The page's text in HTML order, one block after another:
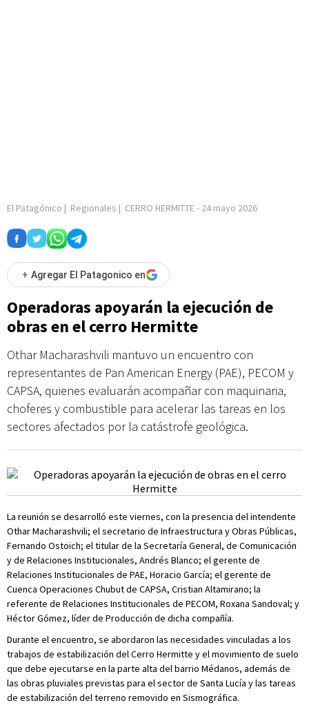
El Patagónico | Regionales | CERRO HERMITTE- 24 mayo 2026
+ Agregar El Patagonico en
Operadoras apoyarán la ejecución de
obras en el cerro Hermitte
Othar Macharashvili mantuvo un encuentro con
representantes de Pan American Energy (PAE), PECOM y
CAPSA, quienes evaluarán acompañar con maquinaria,
choferes y combustible para acelerar las tareas en los
sectores afectados por la catástrofe geológica.
La reunión se desarrolló este viernes, con la presencia del intendente
Othar Macharashvili; el secretario de Infraestructura y Obras Públicas,
Fernando Ostoich; el titular de la Secretaría General, de Comunicación
y de Relaciones Institucionales, Andrés Blanco; el gerente de
Relaciones Institucionales de PAE, Horacio García; el gerente de
Cuenca Operaciones Chubut de CAPSA, Cristian Altamirano; la
referente de Relaciones Institucionales de PECOM, Roxana Sandoval; y
Héctor Gómez, líder de Producción de dicha compañía.
Durante el encuentro, se abordaron las necesidades vinculadas a los
trabajos de estabilización del Cerro Hermitte y el movimiento de suelo
que debe ejecutarse en la parte alta del barrio Médanos, además de
las obras pluviales previstas para el sector de Santa Lucía y las tareas
de estabilización del terreno removido en Sismográfica.